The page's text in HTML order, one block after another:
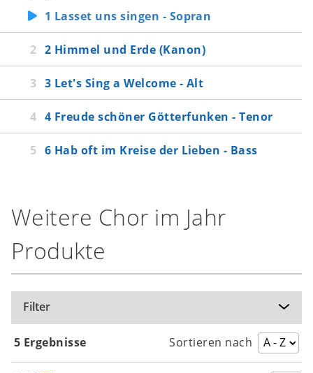
1 Lasset uns singen - Sopran
2 Himmel und Erde (Kanon)
3 Let's Sing a Welcome - Alt
4 Freude schöner Götterfunken - Tenor
6 Hab oft im Kreise der Lieben - Bass
Weitere Chor im Jahr
Produkte
Filter
5 Ergebnisse Sortieren nach